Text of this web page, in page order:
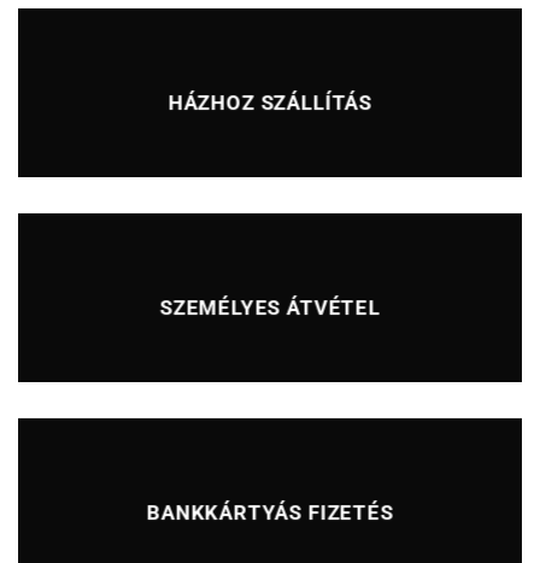
HÁZHOZ SZÁLLÍTÁS
SZEMÉLYES ÁTVÉTEL
BANKKÁRTYÁS FIZETÉS